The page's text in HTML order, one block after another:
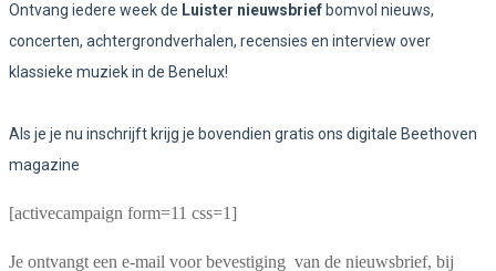
Ontvang iedere week de Luister nieuwsbrief bomvol nieuws,
concerten, achtergrondverhalen, recensies en interview over
klassieke muziek in de Benelux!
Als je je nu inschrijft krijg je bovendien gratis ons digitale Beethoven
magazine
[activecampaign form=11 css=1]
Je ontvangt een e-mail voor bevestiging van de nieuwsbrief, bij